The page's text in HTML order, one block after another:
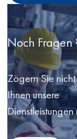
Noch Fragen
Zögern Sie
Ihnen unsere